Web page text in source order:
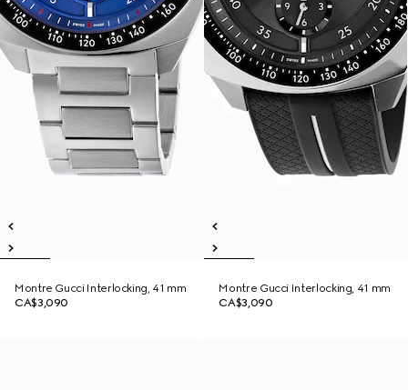
Montre Gucci Interlocking, 41 mm
CA$3,090
Montre Gucci Interlocking, 41 mm
CA$3,090